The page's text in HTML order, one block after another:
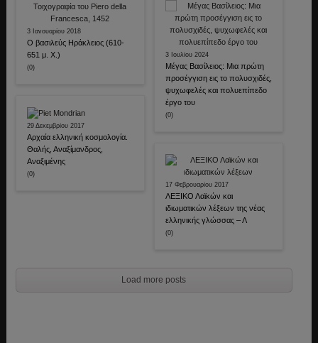
3 Ιανουαρίου 2018
Ο βασιλεύς Ηράκλειος (610-
651 μ. Χ.)
(0)
29 Δεκεμβρίου 2017
Αρχαία ελληνική κοσμολογία.
Θαλής, Αναξίμανδρος,
Αναξιμένης
(0)
3 Ιουλίου 2024
Μέγας Βασίλειος: Μια πρώτη
προσέγγιση εις το πολυσχιδές,
ψυχωφελές και πολυεπίπεδο
έργο του
(0)
17 Φεβρουαρίου 2017
ΛΕΞΙΚΟ Λαϊκών και
ιδιωματικών λέξεων της νέας
ελληνικής γλώσσας – Λ
(0)
Load more posts